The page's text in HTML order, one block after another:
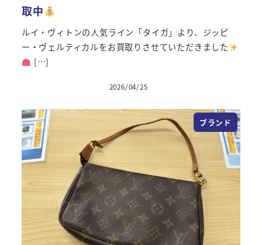
取中
ルイ・ヴィトンの人気ライン「タイガ」より、ジッピ
ー・ヴェルティカルをお買取りさせていただきました
[…]
投稿日
2026/04/25
ブランド